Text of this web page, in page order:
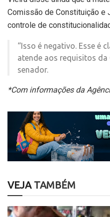
Comissão de Constituição e
controle de
“Isso é negativo. Esse é
atende aos requisitos
senador.
*Com informações da
VEJATAMBÉM